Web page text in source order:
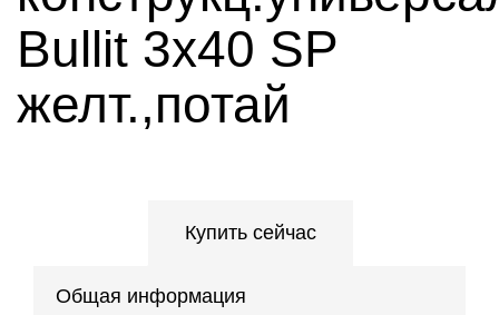
Bullit 3х40 SP
желт.,потай
Купить сейчас
Общая информация